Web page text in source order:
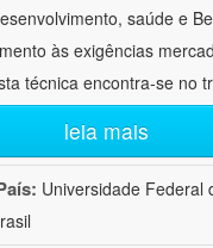
saúde e
às exigências
técnica encontra-se no
leia mais
Universidade Federal